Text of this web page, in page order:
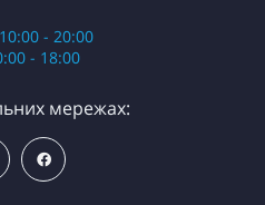
- 20:00
- 18:00
мережах: